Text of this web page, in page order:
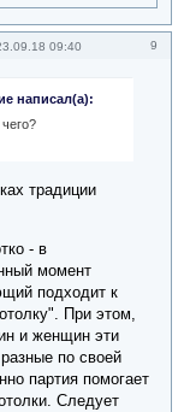
9
09:40
написал(а):
традиции
- в
момент
подходит к
При этом,
и женщин эти
по своей
партия помогает
Следует